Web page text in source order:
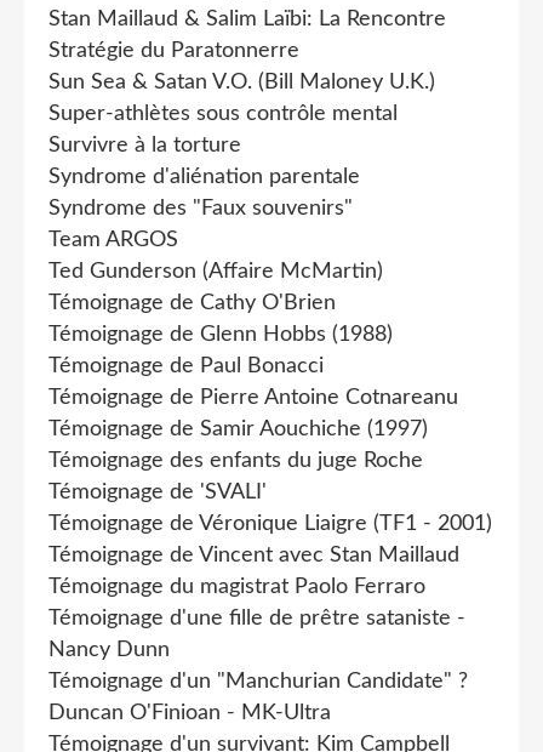
Stan Maillaud & Salim Laïbi: La Rencontre
Stratégie du Paratonnerre
Sun Sea & Satan V.O. (Bill Maloney U.K.)
Super-athlètes sous contrôle mental
Survivre à la torture
Syndrome d'aliénation parentale
Syndrome des "Faux souvenirs"
Team ARGOS
Ted Gunderson (Affaire McMartin)
Témoignage de Cathy O'Brien
Témoignage de Glenn Hobbs (1988)
Témoignage de Paul Bonacci
Témoignage de Pierre Antoine Cotnareanu
Témoignage de Samir Aouchiche (1997)
Témoignage des enfants du juge Roche
Témoignage de 'SVALI'
Témoignage de Véronique Liaigre (TF1 - 2001)
Témoignage de Vincent avec Stan Maillaud
Témoignage du magistrat Paolo Ferraro
Témoignage d'une fille de prêtre sataniste -
Nancy Dunn
Témoignage d'un "Manchurian Candidate" ?
Duncan O'Finioan - MK-Ultra
Témoignage d'un survivant: Kim Campbell